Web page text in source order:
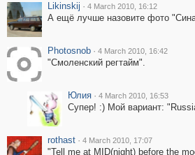
Likinskij · 4 March 2010, 16:12
А ещё лучше назовите фото
Photosnob · 4 March 2010, 16:42
"Смоленский регтайм".
Юлия · 4 March 2010, 16:53
Супер! :) Мой вариант:
rothast · 4 March 2010, 17:07
"Tell me at MID(night) before the